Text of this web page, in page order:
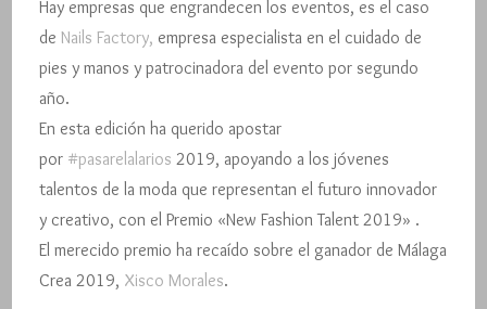
Talent»2019
Hay empresas que engrandecen los eventos, es el caso
deNails Factory, empresa especialista en el cuidado de
pies y manos y patrocinadora del evento por segundo
año.
En esta edición ha querido apostar
por #pasarelalarios 2019, apoyando a los jóvenes
talentos de la moda que representan el futuro innovador
y creativo, con el Premio «New Fashion Talent 2019» .
El merecido premio ha recaído sobre el ganador de Málaga
Crea 2019, Xisco Morales.